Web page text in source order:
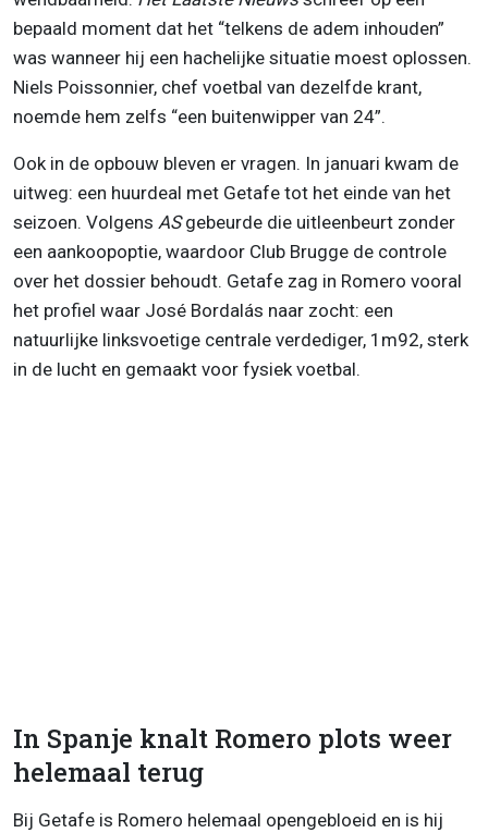
bepaald moment dat het “telkens de adem inhouden”
was wanneer hij een hachelijke situatie moest oplossen.
Niels Poissonnier, chef voetbal van dezelfde krant,
noemde hem zelfs “een buitenwipper van 24”.
Ook in de opbouw bleven er vragen. In januari kwam de
uitweg: een huurdeal met Getafe tot het einde van het
seizoen. Volgens ASgebeurde die uitleenbeurt zonder
een aankoopoptie, waardoor Club Brugge de controle
over het dossier behoudt. Getafe zag in Romero vooral
het profiel waar José Bordalás naar zocht: een
natuurlijke linksvoetige centrale verdediger, 1m92, sterk
in de lucht en gemaakt voor fysiek voetbal.
In Spanje knalt Romero plots weer
helemaal terug
Bij Getafe is Romero helemaal opengebloeid en is hij